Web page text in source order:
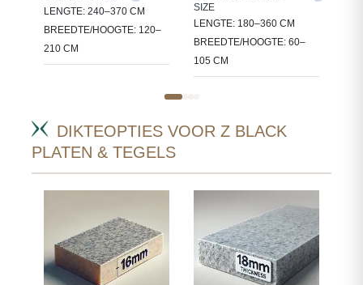
LENGTE: 240–370 CM
BREEDTE/HOOGTE: 120–
210 CM
SIZE
LENGTE: 180–360 CM
BREEDTE/HOOGTE: 60–
105 CM
DIKTEOPTIES VOOR Z BLACK
PLATEN & TEGELS